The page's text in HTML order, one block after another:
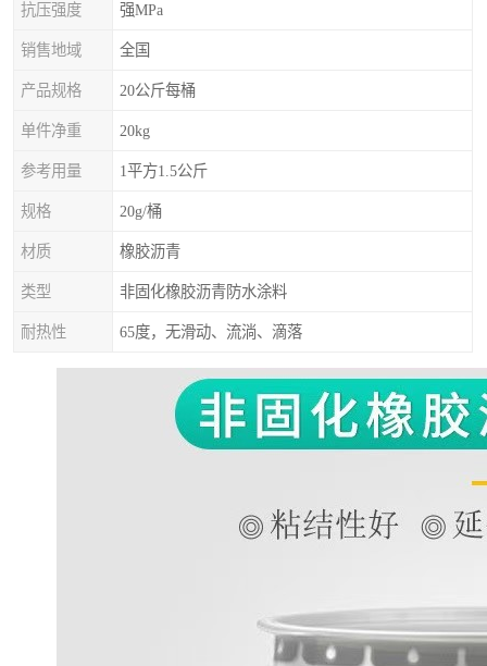
抗压强度 强MPa
销售地域 全国
产品规格 20公斤每桶
单件净重 20kg
参考用量 1平方1.5公斤
规格 20g/桶
材质 橡胶沥青
类型 非固化橡胶沥青防水涂料
耐热性 65度，无滑动、流淌、滴落